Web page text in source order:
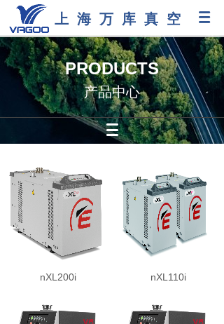
PRODUCTS
产品中心
nXL200i nXL110i
上海万库真空